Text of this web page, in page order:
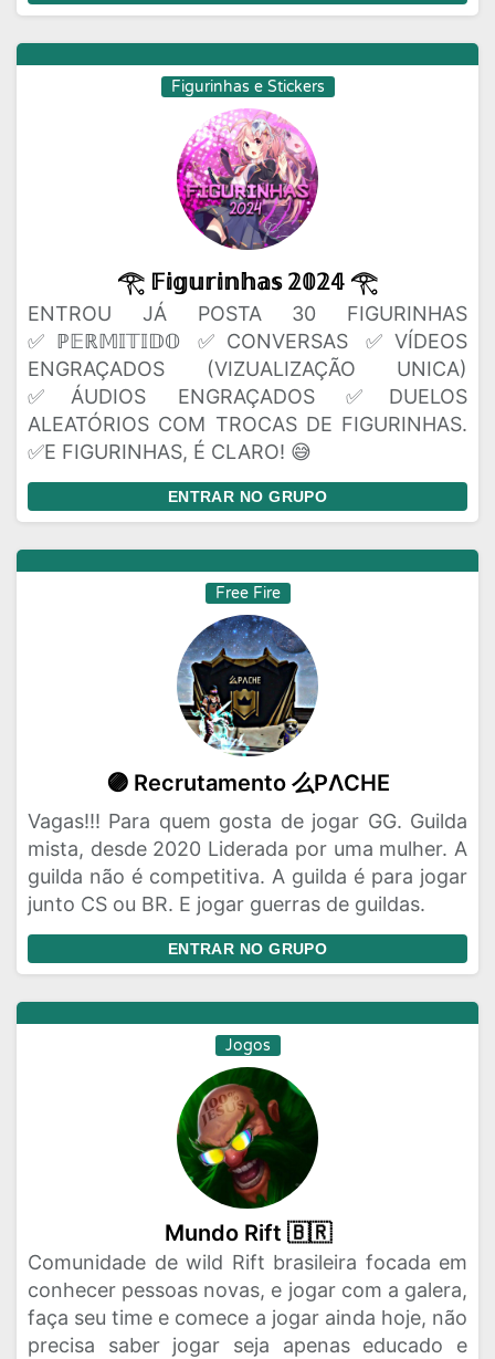
Figurinhas e Stickers
𓂀 𝔽𝕚𝕘𝕦𝕣𝕚𝕟𝕙𝕒𝕤 𝟚𝟘𝟚𝟜 𓂀
ENTROU JÁ POSTA 30 FIGURINHAS
✅ℙ𝔼ℝ𝕄𝕀𝕋𝕀𝔻𝕆 ✅CONVERSAS ✅VÍDEOS
ENGRAÇADOS (VIZUALIZAÇÃO UNICA)
✅ÁUDIOS ENGRAÇADOS ✅DUELOS
ALEATÓRIOS COM TROCAS DE FIGURINHAS.
✅E FIGURINHAS, É CLARO! 😅
ENTRAR NO GRUPO
Free Fire
🟣 Recrutamento 么PΛCHE
Vagas!!! Para quem gosta de jogar GG. Guilda
mista, desde 2020 Liderada por uma mulher. A
guilda não é competitiva. A guilda é para jogar
junto CS ou BR. E jogar guerras de guildas.
ENTRAR NO GRUPO
Jogos
Mundo Rift 🇧🇷
Comunidade de wild Rift brasileira focada em
conhecer pessoas novas, e jogar com a galera,
faça seu time e comece a jogar ainda hoje, não
precisa saber jogar seja apenas educado e